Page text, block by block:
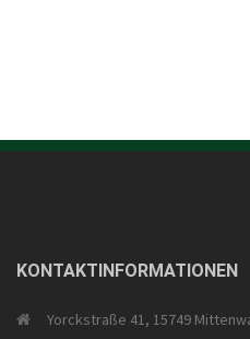
KONTAKTINFORMATIONEN
Yorckstraße 41, 15749